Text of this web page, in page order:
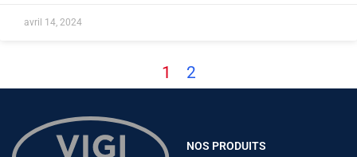
avril 14, 2024
1 2
NOS PRODUITS